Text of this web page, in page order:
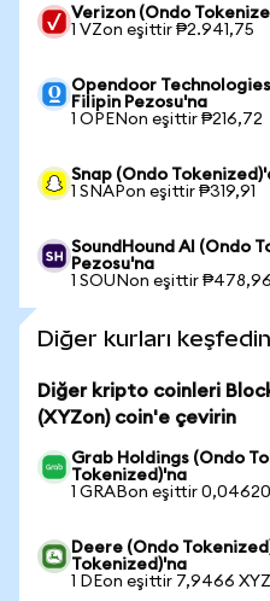
Verizon (Ondo
1 VZon eşittir ₱2.941,75
Opendoor
Filipin Pezosu'na
1 OPENon eşittir ₱216,72
Snap (Ondo
1 SNAPon eşittir ₱319,91
SoundHound AI (Ondo
Pezosu'na
1 SOUNon eşittir ₱478,96
Diğer kurları keşfedin
Diğer kripto coinleri
(XYZon) coin'e çevirin
Grab Holdings (Ondo
Tokenized)'na
1 GRABon eşittir
Deere (Ondo
Tokenized)'na
1 DEon eşittir 7,9466